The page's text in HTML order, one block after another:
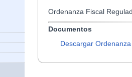
Ordenanza Fiscal
Documentos
Descargar Ordenanza